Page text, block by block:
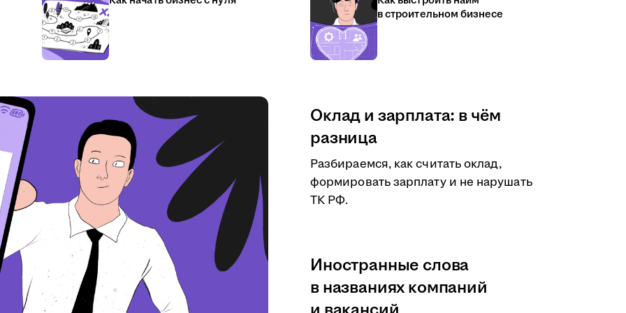
в строительном бизнесе
Оклад и зарплата: в чём
разница
Разбираемся, как считать оклад,
формировать зарплату и не нарушать
ТК РФ.
Иностранные слова
в названиях компаний